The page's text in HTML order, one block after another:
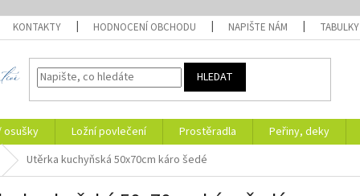
KONTAKTY HODNOCENÍ OBCHODU NAPIŠTE NÁM TABULKY
HLEDAT
osušky Ložní povlečení Prostěradla Peřiny, deky
Utěrka kuchyňská 50x70cm káro šedé